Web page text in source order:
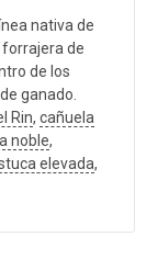
nativa de
forrajera de
de los
ganado.
Rin, cañuela
noble,
elevada,